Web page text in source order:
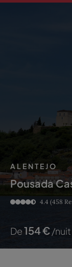
ALENTEJO
Pousada
4.4 (458
De154€/nuit